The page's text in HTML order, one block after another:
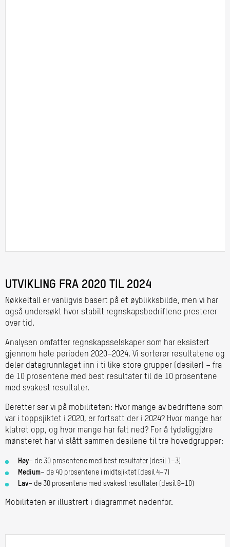
UTVIKLING FRA 2020 TIL 2024
Nøkkeltall er vanligvis basert på et øyblikksbilde, men vi har
også undersøkt hvor stabilt regnskapsbedriftene presterer
over tid.
Analysen omfatter regnskapsselskaper som har eksistert
gjennom hele perioden 2020–2024. Vi sorterer resultatene og
deler datagrunnlaget inn i ti like store grupper (desiler) – fra
de 10 prosentene med best resultater til de 10 prosentene
med svakest resultater.
Deretter ser vi på mobiliteten: Hvor mange av bedriftene som
var i toppsjiktet i 2020, er fortsatt der i 2024? Hvor mange har
klatret opp, og hvor mange har falt ned? For å tydeliggjøre
mønsteret har vi slått sammen desilene til tre hovedgrupper:
Høy– de 30 prosentene med best resultater (desil 1–3)
Medium– de 40 prosentene i midtsjiktet (desil 4–7)
Lav– de 30 prosentene med svakest resultater (desil 8–10)
Mobiliteten er illustrert i diagrammet nedenfor.